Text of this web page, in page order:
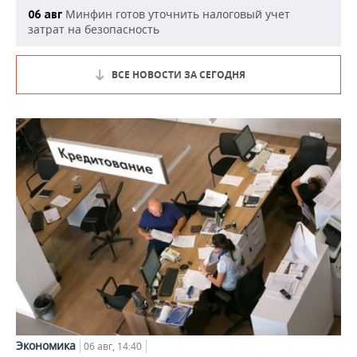
06 авг Минфин готов уточнить налоговый учет
затрат на безопасность
ВСЕ НОВОСТИ ЗА СЕГОДНЯ
Экономика 06 авг, 14:40